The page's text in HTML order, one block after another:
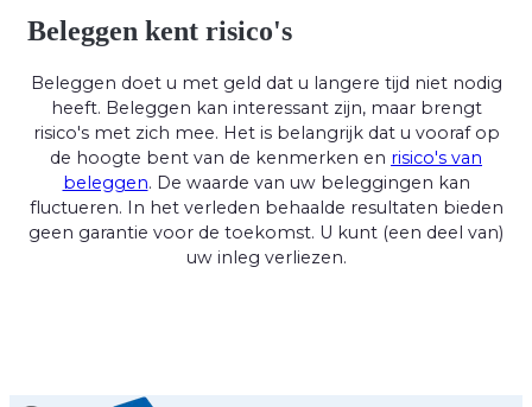
Beleggen kent risico's
Beleggen doet u met geld dat u langere tijd niet nodig
heeft. Beleggen kan interessant zijn, maar brengt
risico's met zich mee. Het is belangrijk dat u vooraf op
de hoogte bent van de kenmerken en risico's van
beleggen. De waarde van uw beleggingen kan
fluctueren. In het verleden behaalde resultaten bieden
geen garantie voor de toekomst. U kunt (een deel van)
uw inleg verliezen.